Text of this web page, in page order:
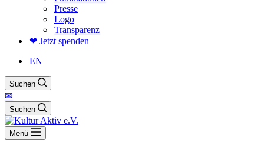
Presse
Logo
Transparenz
❤ Jetzt spenden
EN
Suchen
✉
Suchen
Menü